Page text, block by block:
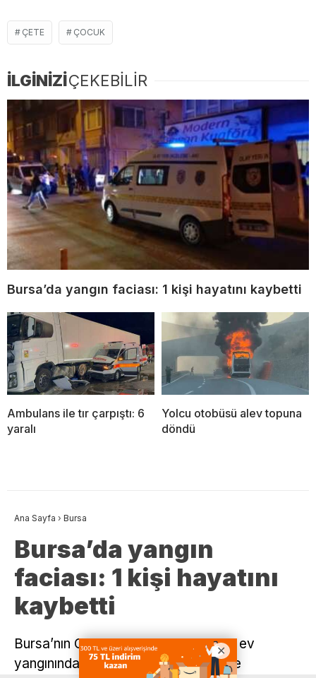
ÇETE ÇOCUK
İLGİNİZİÇEKEBİLİR
Bursa’da yangın faciası: 1 kişi hayatını kaybetti
Ambulans ile tır çarpıştı: 6
yaralı
Yolcu otobüsü alev topuna
döndü
Ana Sayfa › Bursa
Bursa’da yangın
faciası: 1 kişi hayatını
kaybetti
Bursa’nın Osmangazi ilçesinde çıkan ev
yangınında, sağlık sorunları nedeniyle